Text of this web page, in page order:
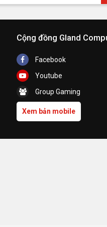
Cộng đồng Gland
Facebook
Youtube
Group Gaming
Xem bản mobile